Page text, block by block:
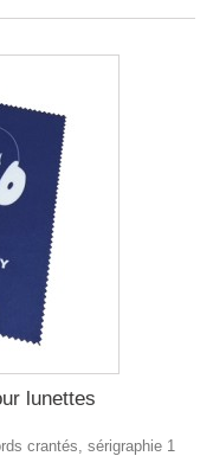
lunettes
crantés, sérigraphie 1